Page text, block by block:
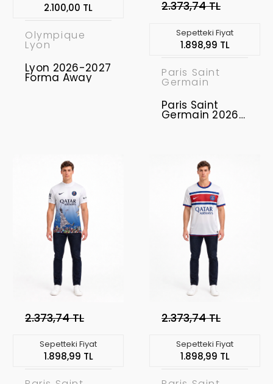
2.100,00 TL
Olympique
Lyon
Lyon 2026-2027
Forma Away
2.373,74 TL
Sepetteki Fiyat
1.898,99 TL
Paris Saint
Germain
Paris Saint
Germain 2026-
2.373,74 TL
Sepetteki Fiyat
1.898,99 TL
2.373,74 TL
Sepetteki Fiyat
1.898,99 TL